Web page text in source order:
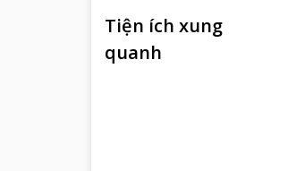
Tiện ích xung
quanh